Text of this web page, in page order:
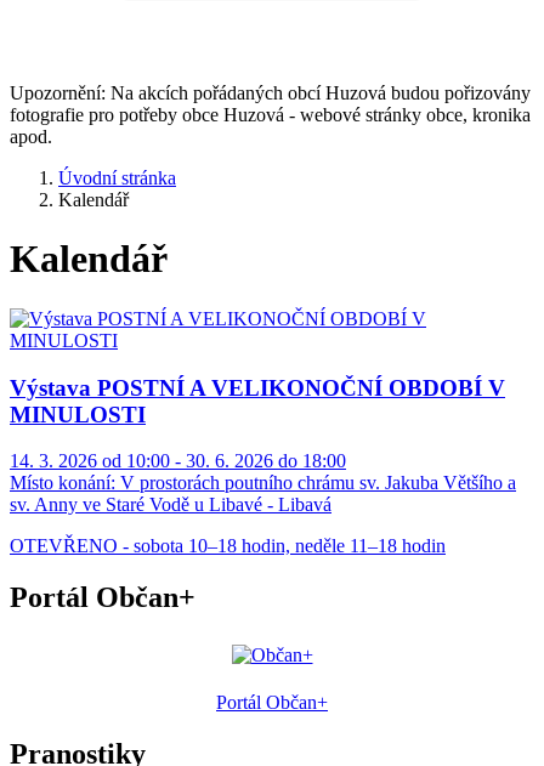
Upozornění: Na akcích pořádaných obcí Huzová budou pořizovány
fotografie pro potřeby obce Huzová - webové stránky obce, kronika
apod.
Úvodní stránka
Kalendář
Kalendář
Výstava POSTNÍ A VELIKONOČNÍ OBDOBÍ V
MINULOSTI
14. 3. 2026 od 10:00 - 30. 6. 2026 do 18:00
Místo konání: V prostorách poutního chrámu sv. Jakuba Většího a
sv. Anny ve Staré Vodě u Libavé - Libavá
OTEVŘENO - sobota 10–18 hodin, neděle 11–18 hodin
Portál Občan+
Portál Občan+
Pranostiky